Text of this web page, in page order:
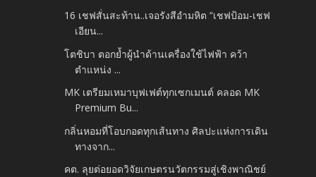
16 เชฟสั่นสะท้าน..เจอรังสีอำมหิต “เชฟป้อม-เชฟ
เอียน...
โตชิบา ตอกย้ำผู้นำด้านเครื่องใช้ไฟฟ้า คว้า
ตำแหน่ง ...
MK เตรียมเหมาบุฟเฟต์ทุกเซกเมนต์ คลอด MK
Premium Bu...
กลิ่นหอมที่โอบกอดทุกเส้นทาง ศิลปะแห่งการเดิน
ทางจาก...
คต. ลุยต่อยอดวิจัยเกษตรนวัตกรรมสู่เชิงพาณิชย์